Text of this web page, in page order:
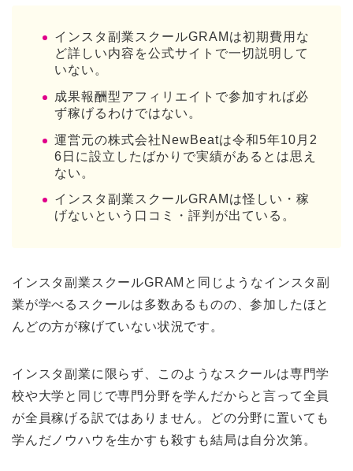
インスタ副業スクールGRAMは初期費用な
ど詳しい内容を公式サイトで一切説明して
いない。
成果報酬型アフィリエイトで参加すれば必
ず稼げるわけではない。
運営元の株式会社NewBeatは令和5年10月2
6日に設立したばかりで実績があるとは思え
ない。
インスタ副業スクールGRAMは怪しい・稼
げないという口コミ・評判が出ている。
インスタ副業スクールGRAMと同じようなインスタ副
業が学べるスクールは多数あるものの、参加したほと
んどの方が稼げていない状況です。
インスタ副業に限らず、このようなスクールは専門学
校や大学と同じで専門分野を学んだからと言って全員
が全員稼げる訳ではありません。どの分野に置いても
学んだノウハウを生かすも殺すも結局は自分次第。